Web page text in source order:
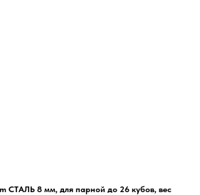
СТАЛЬ 8 мм, для парной до 26 кубов, вес